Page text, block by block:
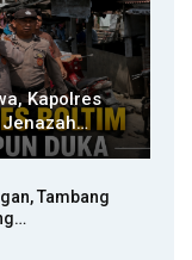
Kapolres
Tambang